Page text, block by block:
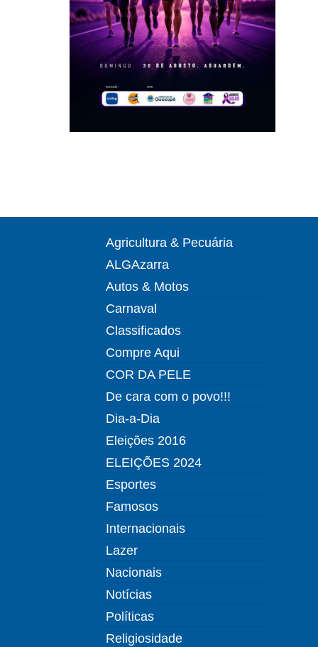
Agricultura & Pecuária
ALGAzarra
Autos & Motos
Carnaval
Classificados
Compre Aqui
COR DA PELE
De cara com o povo!!!
Dia-a-Dia
Eleições 2016
ELEIÇÕES 2024
Esportes
Famosos
Internacionais
Lazer
Nacionais
Notícias
Políticas
Religiosidade